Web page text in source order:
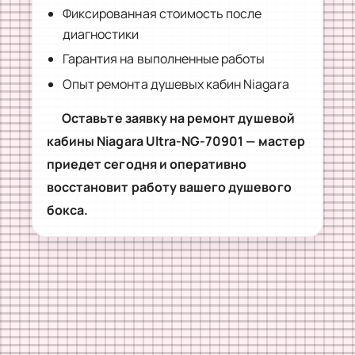
Фиксированная стоимость после
диагностики
Гарантия на выполненные работы
Опыт ремонта душевых кабин Niagara
Оставьте заявку на ремонт душевой
кабины Niagara Ultra-NG-70901 — мастер
приедет сегодня и оперативно
восстановит работу вашего душевого
бокса.